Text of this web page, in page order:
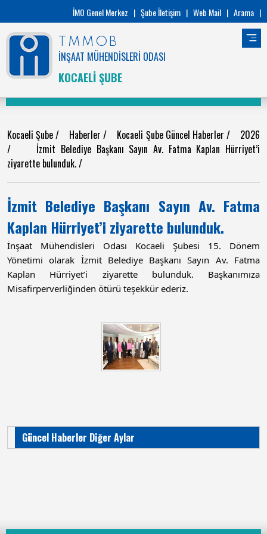
İMO Genel Merkez | Şube İletişim | Web Mail | Arama |
TMMOB
İNŞAAT MÜHENDİSLERİ ODASI
KOCAELİ ŞUBE
Kocaeli Şube/ Haberler/ Kocaeli Şube Güncel Haberler/ 2026
/
İzmit Belediye Başkanı Sayın Av. Fatma Kaplan Hürriyet’i
ziyarette bulunduk./
İzmit Belediye Başkanı Sayın Av. Fatma
Kaplan Hürriyet’i ziyarette bulunduk.
İnşaat Mühendisleri Odası Kocaeli Şubesi 15. Dönem
Yönetimi olarak İzmit Belediye Başkanı Sayın Av. Fatma
Kaplan Hürriyet’i ziyarette bulunduk. Başkanımıza
Misafirperverliğinden ötürü teşekkür ederiz.
Güncel Haberler Diğer Aylar